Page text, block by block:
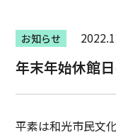
お知らせ
年末年始休館
平素は和光市民文